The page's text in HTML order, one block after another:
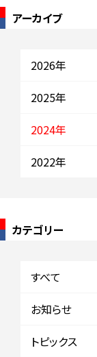
アーカイブ
2026年
2025年
2024年
2022年
カテゴリー
すべて
お知らせ
トピックス